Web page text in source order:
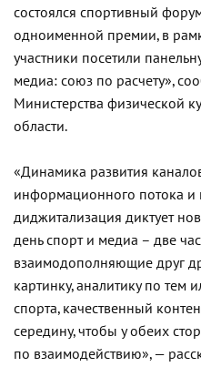
состоялся спортивный
одноименной премии, в
участники посетили
медиа: союз по расчету»,
Министерства физической
области.
«Динамика развития
информационного потока и
диджитализация диктует
день спорт и медиа – две
взаимодополняющие друг
картинку, аналитику по тем
спорта, качественный
середину, чтобы у обеих
по взаимодействию», —